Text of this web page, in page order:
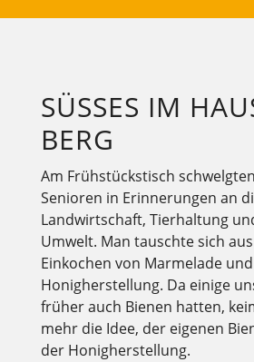
SÜSSES IM
ERG
Am Frühstückstisch
Senioren in Erinnerungen an
Landwirtschaft, Tierhaltung
Umwelt. Man tauschte sich
Einkochen von Marmelade
Honigherstellung. Da einige
früher auch Bienen hatten,
mehr die Idee, der eigenen
der Honigherstellung.